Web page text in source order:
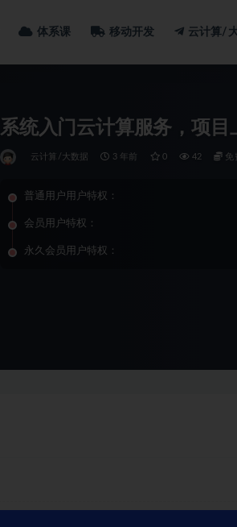
体系课 移动开发 云计算/
系统入门云计算服务，项
云计算/大数据 3 年前 0 42 免
普通用户用户特权：
会员用户特权：
永久会员用户特权：